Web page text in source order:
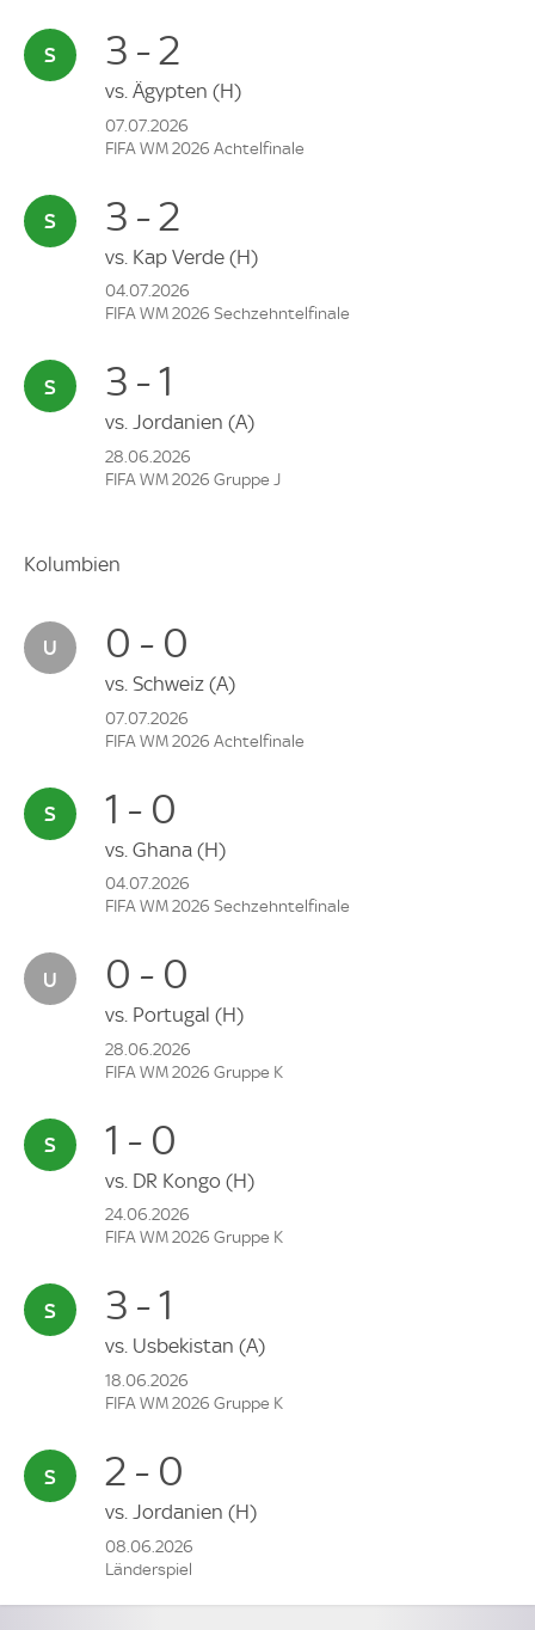
3 - 2
vs. Ägypten (H)
07.07.2026
FIFA WM 2026 Achtelfinale
3 - 2
vs. Kap Verde (H)
04.07.2026
FIFA WM 2026 Sechzehntelfinale
3 - 1
vs. Jordanien (A)
28.06.2026
FIFA WM 2026 Gruppe J
Kolumbien
0 - 0
vs. Schweiz (A)
07.07.2026
FIFA WM 2026 Achtelfinale
1 - 0
vs. Ghana (H)
04.07.2026
FIFA WM 2026 Sechzehntelfinale
0 - 0
vs. Portugal (H)
28.06.2026
FIFA WM 2026 Gruppe K
1 - 0
vs. DR Kongo (H)
24.06.2026
FIFA WM 2026 Gruppe K
3 - 1
vs. Usbekistan (A)
18.06.2026
FIFA WM 2026 Gruppe K
2 - 0
vs. Jordanien (H)
08.06.2026
Länderspiel